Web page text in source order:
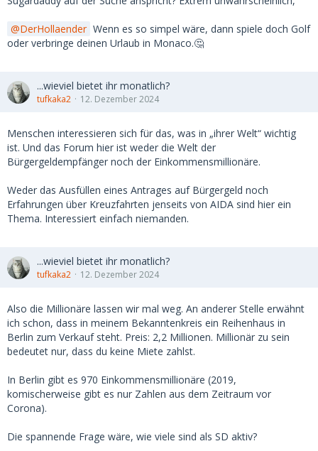
DerHollaender Wenn es so simpel wäre, dann spiele doch Golf
oder verbringe deinen Urlaub in Monaco.🤔
...wieviel bietet ihr monatlich?
tufkaka2 12. Dezember 2024
Menschen interessieren sich für das, was in „ihrer Welt“ wichtig
ist. Und das Forum hier ist weder die Welt der
Bürgergeldempfänger noch der Einkommensmillionäre.
Weder das Ausfüllen eines Antrages auf Bürgergeld noch
Erfahrungen über Kreuzfahrten jenseits von AIDA sind hier ein
Thema. Interessiert einfach niemanden.
...wieviel bietet ihr monatlich?
tufkaka2 12. Dezember 2024
Also die Millionäre lassen wir mal weg. An anderer Stelle erwähnt
ich schon, dass in meinem Bekanntenkreis ein Reihenhaus in
Berlin zum Verkauf steht. Preis: 2,2 Millionen. Millionär zu sein
bedeutet nur, dass du keine Miete zahlst.
In Berlin gibt es 970 Einkommensmillionäre (2019,
komischerweise gibt es nur Zahlen aus dem Zeitraum vor
Corona).
Die spannende Frage wäre, wie viele sind als SD aktiv?